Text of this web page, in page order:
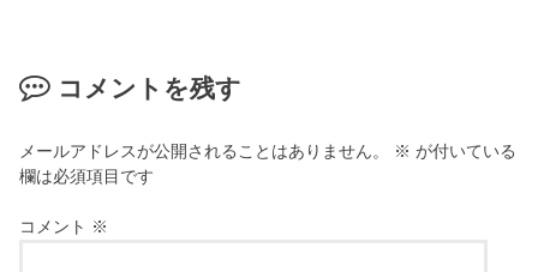
コメントを残す
メールアドレスが公開されることはありません。 ※ が付いている
欄は必須項目です
コメント ※